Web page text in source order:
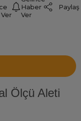
Haber
Ver
Paylaş
Ölçü Aleti